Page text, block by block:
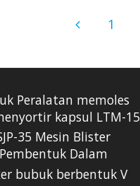
1
Peralatan memoles
kapsul LTM-15
35 Mesin Blister
Pembentuk Dalam
bubuk berbentuk V